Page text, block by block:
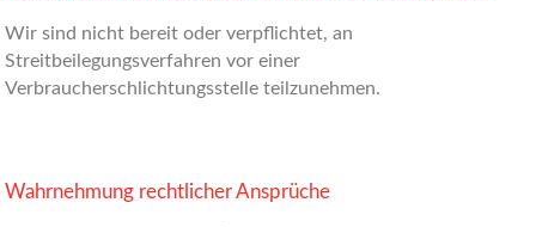
Wir sind nicht bereit oder verpflichtet, an
Streitbeilegungsverfahren vor einer
Verbraucherschlichtungsstelle teilzunehmen.
Wahrnehmung rechtlicher Ansprüche